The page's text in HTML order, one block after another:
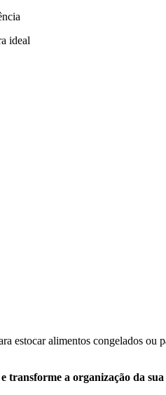
ideal
estocar alimentos congelados ou
transforme a organização da